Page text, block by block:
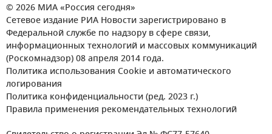
© 2026 МИА «Россия сегодня»
Сетевое издание РИА Новости зарегистрировано в
Федеральной службе по надзору в сфере связи,
информационных технологий и массовых коммуникаций
(Роскомнадзор) 08 апреля 2014 года.
Политика использования Cookie и автоматического
логирования
Политика конфиденциальности (ред. 2023 г.)
Правила применения рекомендательных технологий